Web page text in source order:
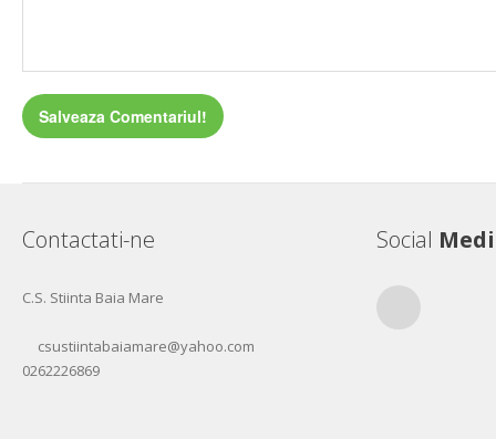
Contactati-ne
C.S. Stiinta Baia Mare
csustiintabaiamare@yahoo.com
0262226869
Social